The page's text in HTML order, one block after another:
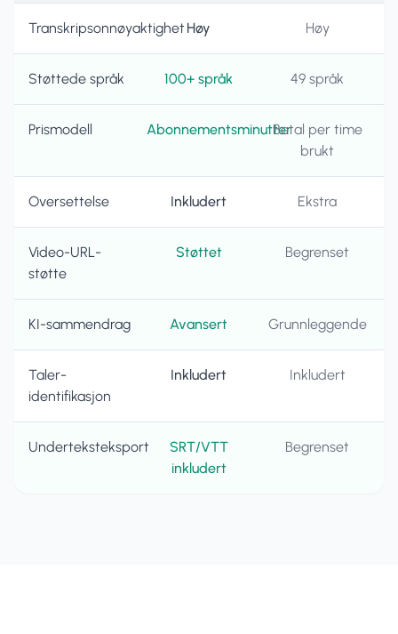
Transkripsonnøyaktighet Høy Høy
Støttede språk 100+ språk 49 språk
Prismodell AbonnementsminutterBetal per time
brukt
Oversettelse Inkludert Ekstra
Video-URL-
støtte
Støttet Begrenset
KI-sammendrag Avansert Grunnleggende
Taler-
identifikasjon
Inkludert Inkludert
Underteksteksport
SRT/VTT
inkludert
Begrenset